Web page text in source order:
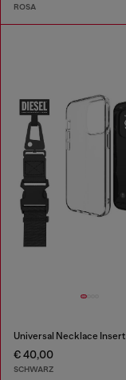
ROSA
Universal Necklace Insert
€ 40,00
SCHWARZ